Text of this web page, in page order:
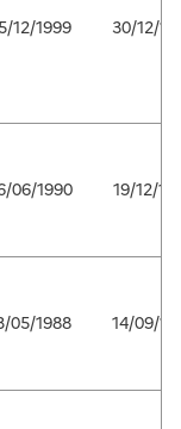
12/1999 30/12/
06/1990 19/12/
05/1988 14/09/